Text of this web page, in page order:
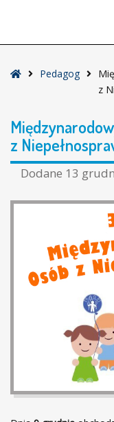
StronaPedagog
z
z
Dodane 13